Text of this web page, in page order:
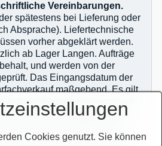
Vereinbarungen.
spätestens bei Lieferung oder
Absprache). Liefertechnische
vorher abgeklärt werden.
ab Lager Langen. Aufträge
und werden von der
Das Eingangsdatum der
maßgebend. Es gilt
Auftrag! Auslieferung erst nach
Klärung! Im Übrigen gelten
auf unserer Homepage im
Cookies genutzt. Sie können